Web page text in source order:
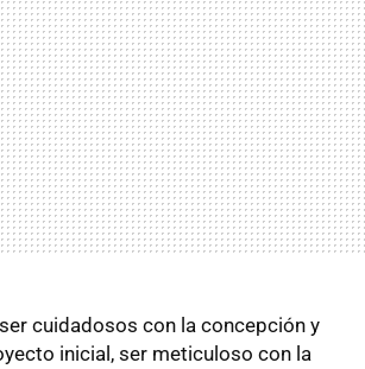
cuidadosos con la concepción y
inicial, ser meticuloso con la